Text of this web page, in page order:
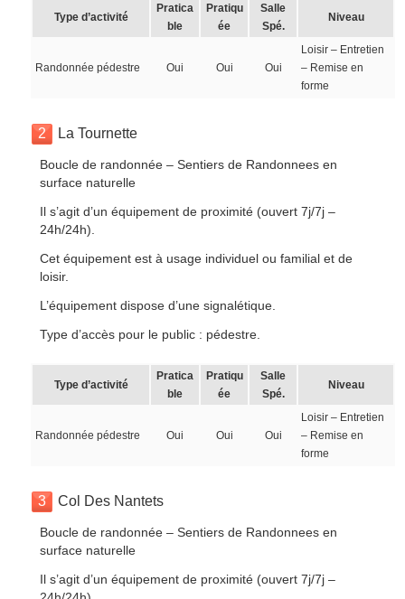
Type d’activité
Pratica
ble
Pratiqu
ée
Salle
Spé.
Niveau
Randonnée pédestre Oui Oui Oui
Loisir – Entretien
– Remise en
forme
2 La Tournette
Boucle de randonnée – Sentiers de Randonnees en
surface naturelle
Il s’agit d’un équipement de proximité (ouvert 7j/7j –
24h/24h).
Cet équipement est à usage individuel ou familial et de
loisir.
L’équipement dispose d’une signalétique.
Type d’accès pour le public : pédestre.
Type d’activité
Pratica
ble
Pratiqu
ée
Salle
Spé.
Niveau
Randonnée pédestre Oui Oui Oui
Loisir – Entretien
– Remise en
forme
3 Col Des Nantets
Boucle de randonnée – Sentiers de Randonnees en
surface naturelle
Il s’agit d’un équipement de proximité (ouvert 7j/7j –